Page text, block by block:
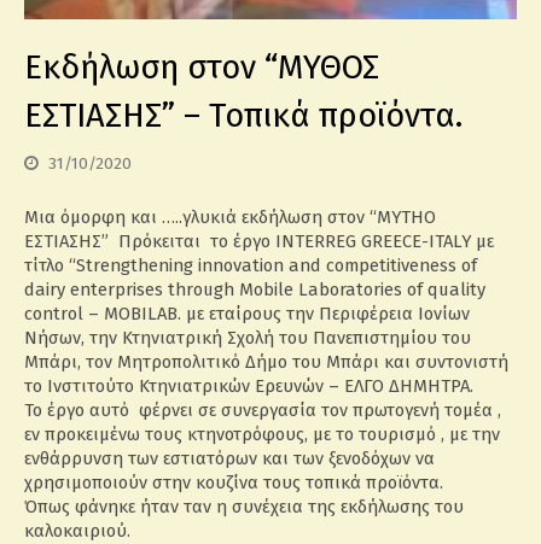
Εκδήλωση στον “ΜΥΘΟΣ
ΕΣΤΙΑΣΗΣ” – Τοπικά προϊόντα.
31/10/2020
Μια όμορφη και …..γλυκιά εκδήλωση στον “MYTHO
ΕΣΤΙΑΣΗΣ” Πρόκειται το έργο INTERREG GREECE-ITALY με
τίτλο “Strengthening innovation and competitiveness of
dairy enterprises through Mobile Laboratories of quality
control – MOBILAB. με εταίρους την Περιφέρεια Ιονίων
Νήσων, την Κτηνιατρική Σχολή του Πανεπιστημίου του
Μπάρι, τον Μητροπολιτικό Δήμο του Μπάρι και συντονιστή
το Ινστιτούτο Κτηνιατρικών Ερευνών – ΕΛΓΟ ΔΗΜΗΤΡΑ.
Το έργο αυτό φέρνει σε συνεργασία τον πρωτογενή τομέα ,
εν προκειμένω τους κτηνοτρόφους, με το τουρισμό , με την
ενθάρρυνση των εστιατόρων και των ξενοδόχων να
χρησιμοποιούν στην κουζίνα τους τοπικά προϊόντα.
Όπως φάνηκε ήταν ταν η συνέχεια της εκδήλωσης του
καλοκαιριού.